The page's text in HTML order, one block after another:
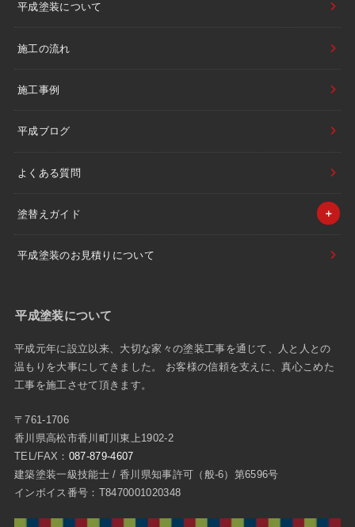
平成塗装について
施工の流れ
施工事例
平成ブログ
よくある質問
塗替えガイド
平成塗装のお見積りについて
平成塗装について
平成元年に設立以来、大切な家々の塗装工事を通じて、人と人との
温もりを大事にしてきました。 お客様の信頼を支えに、真心こめた
工事を施工させて頂きます。
〒761-1706
香川県高松市香川町川東上1902-2
TEL/FAX： 087-879-4607
建築塗装一級技能士 / 香川県知事許可（般-6）第6596号
インボイス番号：T8470001020348